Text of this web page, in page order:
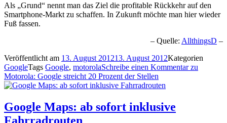
Als „Grund“ nennt man das Ziel die profitable Rückkehr auf den
Smartphone-Markt zu schaffen. In Zukunft möchte man hier wieder
Fuß fassen.
– Quelle: AllthingsD –
Veröffentlicht am 13. August 201213. August 2012Kategorien
GoogleTags Google, motorolaSchreibe einen Kommentarzu
Motorola: Google streicht 20 Prozent der Stellen
Google Maps: ab sofort inklusive
Fahrradrouten